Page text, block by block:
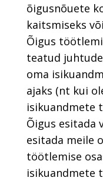
õigusnõuete
kaitsmiseks
Õigus
teatud
oma
ajaks (nt kui
isikuandmete
Õigus esitada
esitada meile
töötlemise
isikuandmete